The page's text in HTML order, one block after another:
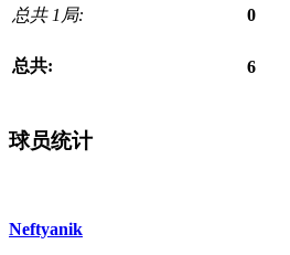
总共 1局:
0
总共: 6
球员统计
Neftyanik